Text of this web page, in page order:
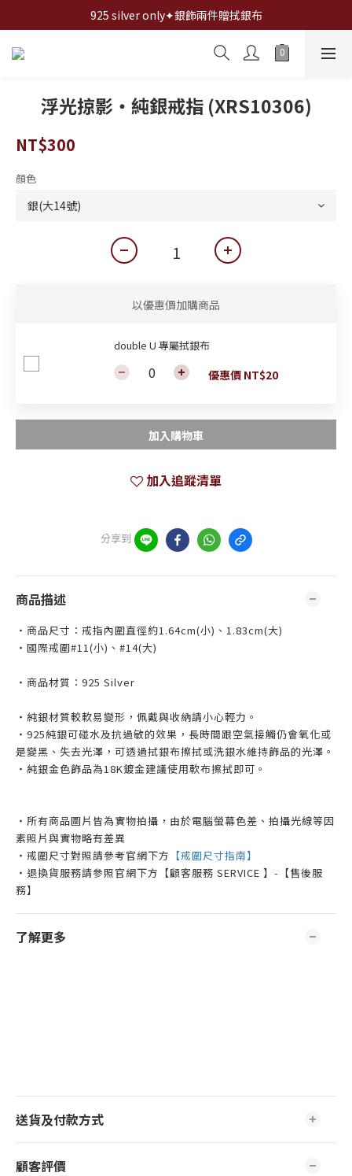
全館✦滿1200折100,滿2000折200,滿3000折300...
925 silver only✦銀飾兩件贈拭銀布
全館✦滿1200折100,滿2000折200,滿3000折300...
浮光掠影・純銀戒指 (XRS10306)
NT$300
顏色
以優惠價加購商品
double U 專屬拭銀布
優惠價 NT$20
加入購物車
加入追蹤清單
分享到
商品描述
・商品尺寸：戒指內圍直徑約1.64cm(小)、1.83cm(大)
・國際戒圍#11(小)、#14(大)
・商品材質：925 Silver
・純銀材質較軟易變形，佩戴與收納請小心輕力。
・925純銀可碰水及抗過敏的效果，長時間跟空氣接觸仍會氧化或
是變黑、失去光澤，可透過拭銀布擦拭或洗銀水維持飾品的光澤。
・純銀金色飾品為18K鍍金建議使用軟布擦拭即可。
・所有商品圖片皆為實物拍攝，由於電腦螢幕色差、拍攝光線等因
素照片與實物略有差異
・戒圍尺寸對照請參考官網下方 【戒圍尺寸指南】
・退換貨服務請參照官網下方【顧客服務 SERVICE 】-【售後服
務】
了解更多
送貨及付款方式
顧客評價